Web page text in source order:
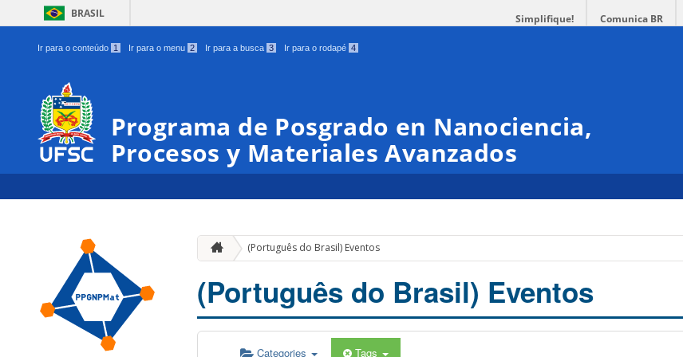
BRASIL Simplifique! Comunica BR
Ir para o conteúdo 1 Ir para o menu 2 Ir para a busca 3 Ir para o rodapé 4
Programa de Posgrado en Nanociencia,
Procesos y Materiales Avanzados
(Português do Brasil) Eventos
(Português do Brasil) Eventos
Categories Tags